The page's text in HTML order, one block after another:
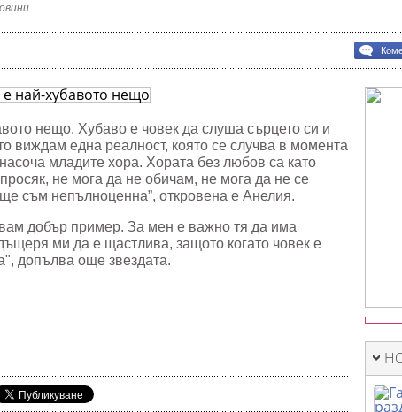
нещо. Хубаво е човек да слуша сърцето си и
виждам една реалност, която се случва в момента
младите хора. Хората без любов са като
не мога да не обичам, не мога да не се
съм непълноценна”, откровена е Анелия.
добър пример. За мен е важно тя да има
ми да е щастлива, защото когато човек е
допълва още звездата.